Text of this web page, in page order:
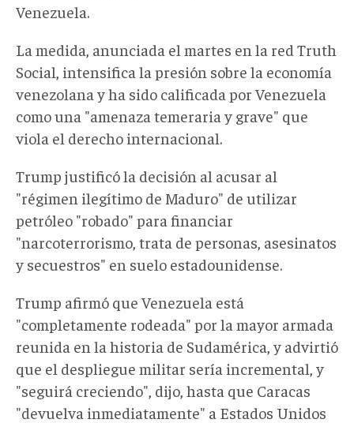
Venezuela.
La medida, anunciada el martes en la red Truth
Social, intensifica la presión sobre la economía
venezolana y ha sido calificada por Venezuela
como una "amenaza temeraria y grave" que
viola el derecho internacional.
Trump justificó la decisión al acusar al
"régimen ilegítimo de Maduro" de utilizar
petróleo "robado" para financiar
"narcoterrorismo, trata de personas, asesinatos
y secuestros" en suelo estadounidense.
Trump afirmó que Venezuela está
"completamente rodeada" por la mayor armada
reunida en la historia de Sudamérica, y advirtió
que el despliegue militar sería incremental, y
"seguirá creciendo", dijo, hasta que Caracas
"devuelva inmediatamente" a Estados Unidos